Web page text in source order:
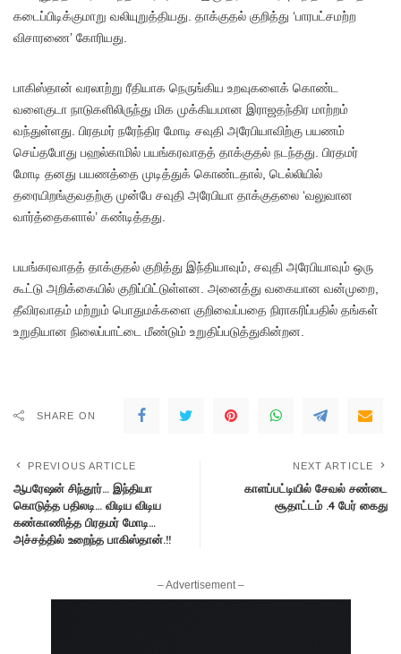
கடைப்பிடிக்குமாறு வலியுறுத்தியது. தாக்குதல் குறித்து ‘பாரபட்சமற்ற
விசாரணை’ கோரியது.
பாகிஸ்தான் வரலாற்று ரீதியாக நெருங்கிய உறவுகளைக் கொண்ட
வளைகுடா நாடுகளிலிருந்து மிக முக்கியமான இராஜதந்திர மாற்றம்
வந்துள்ளது. பிரதமர் நரேந்திர மோடி சவுதி அரேபியாவிற்கு பயணம்
செய்தபோது பஹல்காமில் பயங்கரவாதத் தாக்குதல் நடந்தது. பிரதமர்
மோடி தனது பயணத்தை முடித்துக் கொண்டதால், டெல்லியில்
தரையிறங்குவதற்கு முன்பே சவுதி அரேபியா தாக்குதலை ‘வலுவான
வார்த்தைகளால்’ கண்டித்தது.
பயங்கரவாதத் தாக்குதல் குறித்து இந்தியாவும், சவுதி அரேபியாவும் ஒரு
கூட்டு அறிக்கையில் குறிப்பிட்டுள்ளன. அனைத்து வகையான வன்முறை,
தீவிரவாதம் மற்றும் பொதுமக்களை குறிவைப்பதை நிராகரிப்பதில் தங்கள்
உறுதியான நிலைப்பாட்டை மீண்டும் உறுதிப்படுத்துகின்றன.
SHARE ON
PREVIOUS ARTICLE
ஆபரேஷன் சிந்தூர்… இந்தியா
கொடுத்த பதிலடி… விடிய விடிய
கண்காணித்த பிரதமர் மோடி…
அச்சத்தில் உறைந்த பாகிஸ்தான்.!!
NEXT ARTICLE
காளப்பட்டியில் சேவல் சண்டை
சூதாட்டம் .4 பேர் கைது
– Advertisement –